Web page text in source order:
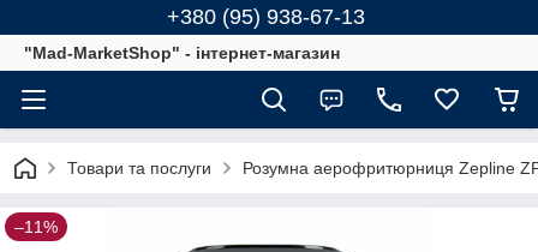
+380 (95) 938-67-13
"Mad-MarketShop" - інтернет-магазин
Товари та послуги Розумна аерофритюрниця Zepline
–11%